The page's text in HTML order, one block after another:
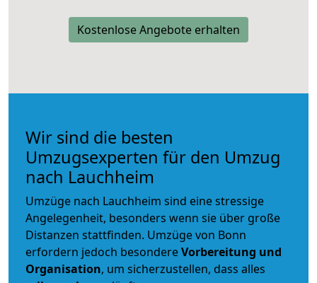
Kostenlose Angebote erhalten
Wir sind die besten
Umzugsexperten für den Umzug
nach Lauchheim
Umzüge nach Lauchheim sind eine stressige
Angelegenheit, besonders wenn sie über große
Distanzen stattfinden. Umzüge von Bonn
erfordern jedoch besondereVorbereitung und
Organisation, um sicherzustellen, dass alles